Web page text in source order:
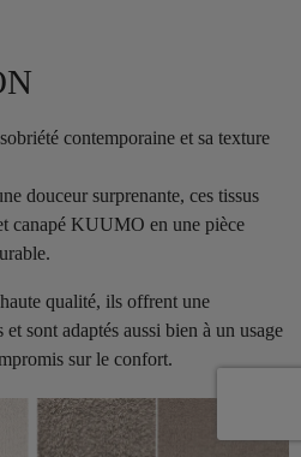
contemporaine et sa texture
douceur surprenante, ces tissus
canapé KUUMO en une pièce
qualité, ils offrent une
sont adaptés aussi bien à un usage
sur le confort.